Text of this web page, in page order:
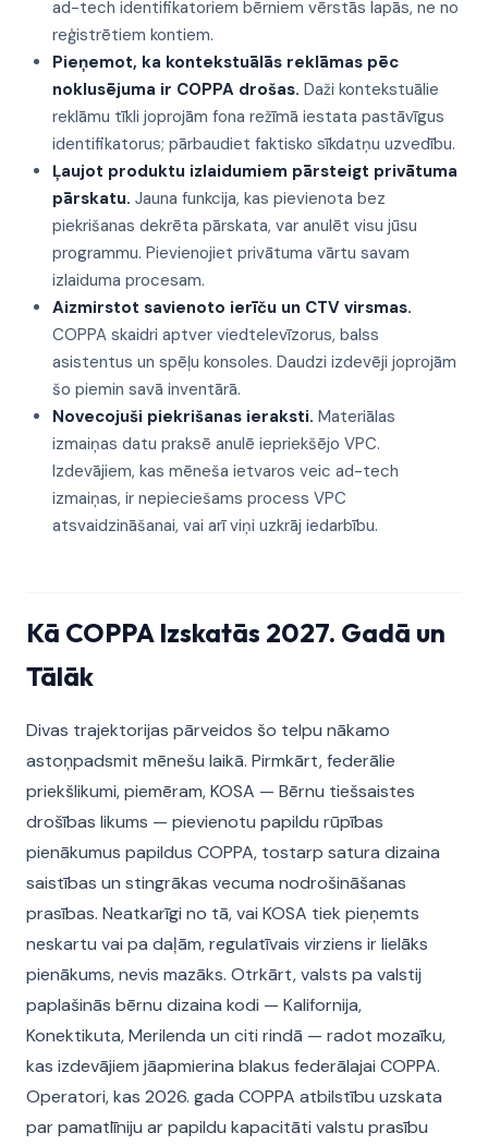
ad-tech identifikatoriem bērniem vērstās lapās, ne no
reģistrētiem kontiem.
Pieņemot, ka kontekstuālās reklāmas pēc
noklusējuma ir COPPA drošas. Daži kontekstuālie
reklāmu tīkli joprojām fona režīmā iestata pastāvīgus
identifikatorus; pārbaudiet faktisko sīkdatņu uzvedību.
Ļaujot produktu izlaidumiem pārsteigt privātuma
pārskatu. Jauna funkcija, kas pievienota bez
piekrišanas dekrēta pārskata, var anulēt visu jūsu
programmu. Pievienojiet privātuma vārtu savam
izlaiduma procesam.
Aizmirstot savienoto ierīču un CTV virsmas.
COPPA skaidri aptver viedtelevīzorus, balss
asistentus un spēļu konsoles. Daudzi izdevēji joprojām
šo piemin savā inventārā.
Novecojuši piekrišanas ieraksti. Materiālas
izmaiņas datu praksē anulē iepriekšējo VPC.
Izdevājiem, kas mēneša ietvaros veic ad-tech
izmaiņas, ir nepieciešams process VPC
atsvaidzināšanai, vai arī viņi uzkrāj iedarbību.
Kā COPPA Izskatās 2027. Gadā un
Tālāk
Divas trajektorijas pārveidos šo telpu nākamo
astoņpadsmit mēnešu laikā. Pirmkārt, federālie
priekšlikumi, piemēram, KOSA — Bērnu tiešsaistes
drošības likums — pievienotu papildu rūpības
pienākumus papildus COPPA, tostarp satura dizaina
saistības un stingrākas vecuma nodrošināšanas
prasības. Neatkarīgi no tā, vai KOSA tiek pieņemts
neskartu vai pa daļām, regulatīvais virziens ir lielāks
pienākums, nevis mazāks. Otrkārt, valsts pa valstij
paplašinās bērnu dizaina kodi — Kalifornija,
Konektikuta, Merilenda un citi rindā — radot mozaīku,
kas izdevājiem jāapmierina blakus federālajai COPPA.
Operatori, kas 2026. gada COPPA atbilstību uzskata
par pamatlīniju ar papildu kapacitāti valstu prasību